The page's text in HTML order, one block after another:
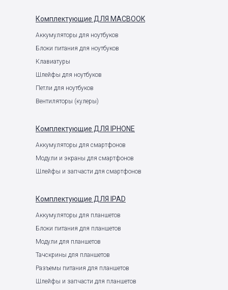
Комплектующие ДЛЯ MACBOOK
Аккумуляторы для ноутбуков
Блоки питания для ноутбуков
Клавиатуры
Шлейфы для ноутбуков
Петли для ноутбуков
Вентиляторы (кулеры)
Комплектующие ДЛЯ IPHONE
Аккумуляторы для смартфонов
Модули и экраны для смартфонов
Шлейфы и запчасти для смартфонов
Комплектующие ДЛЯ IPAD
Аккумуляторы для планшетов
Блоки питания для планшетов
Модули для планшетов
Тачскрины для планшетов
Разъемы питания для планшетов
Шлейфы и запчасти для планшетов